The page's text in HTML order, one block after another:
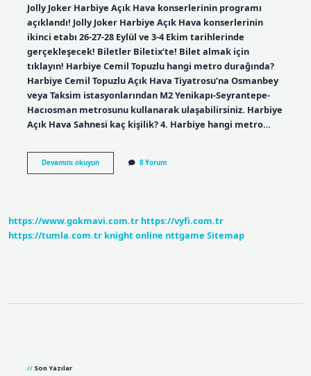
Jolly Joker Harbiye Açık Hava konserlerinin programı
açıklandı! Jolly Joker Harbiye Açık Hava konserlerinin
ikinci etabı 26-27-28 Eylül ve 3-4 Ekim tarihlerinde
gerçekleşecek! Biletler Biletix’te! Bilet almak için
tıklayın! Harbiye Cemil Topuzlu hangi metro durağında?
Harbiye Cemil Topuzlu Açık Hava Tiyatrosu’na Osmanbey
veya Taksim istasyonlarından M2 Yenikapı-Seyrantepe-
Hacıosman metrosunu kullanarak ulaşabilirsiniz. Harbiye
Açık Hava Sahnesi kaç kişilik? 4. Harbiye hangi metro…
Devamını okuyunIstanbul
Açık
8 Yorum
https://www.gokmavi.com.tr https://vyfi.com.tr
https://tumla.com.tr knight online nttgame Sitemap
Son Yazılar